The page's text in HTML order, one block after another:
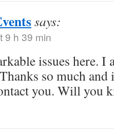
says:
9 h 39 min
issues here. I
so much and
you. Will you